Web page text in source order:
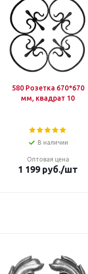
580 Розетка 670*670
мм, квадрат 10
В наличии
Оптовая цена
1 199 руб./шт